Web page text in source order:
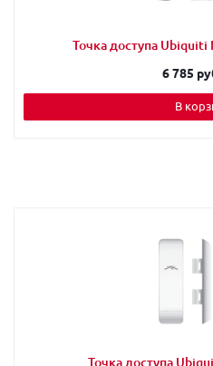
Точка доступа Ubiquiti
6 785
В
Точка доступа